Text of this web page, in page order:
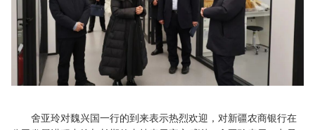
舍亚玲对魏兴国一行的到来表示热烈欢迎，对新疆农商银行在